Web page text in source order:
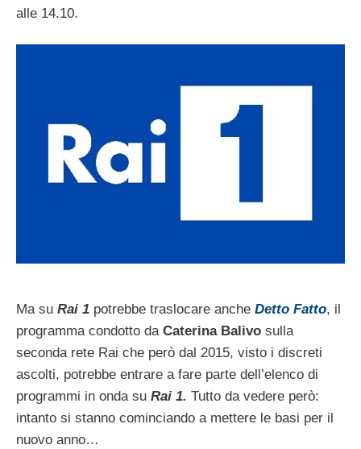
alle 14.10.
Ma su Rai 1 potrebbe traslocare anche Detto Fatto, il
programma condotto da Caterina Balivo sulla
seconda rete Rai che però dal 2015, visto i discreti
ascolti, potrebbe entrare a fare parte dell’elenco di
programmi in onda su Rai 1. Tutto da vedere però:
intanto si stanno cominciando a mettere le basi per il
nuovo anno…